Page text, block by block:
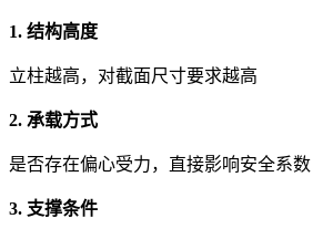
1. 结构高度
立柱越高，对截面尺寸要求越高
2. 承载方式
是否存在偏心受力，直接影响安全系数
3. 支撑条件